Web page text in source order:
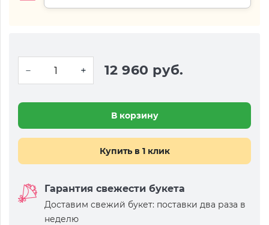
12 960 руб.
В корзину
Купить в 1 клик
Гарантия свежести букета
Доставим свежий букет: поставки два раза в
неделю